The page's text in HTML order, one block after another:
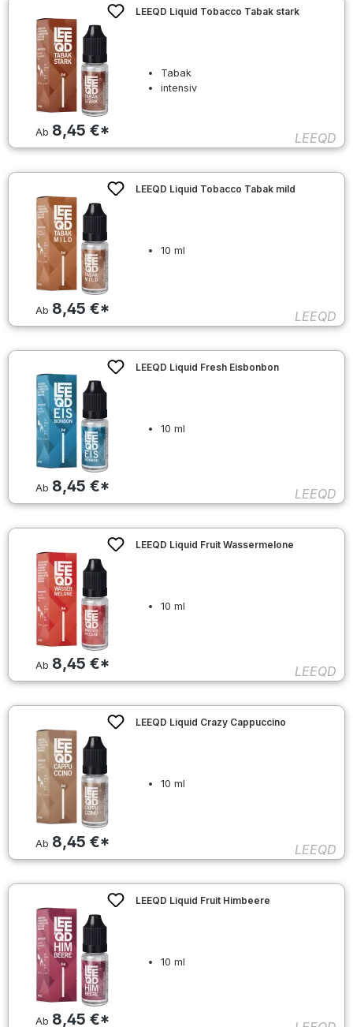
Ab 8,45 €*
LEEQD Liquid Tobacco Tabak stark
Tabak
intensiv
LEEQD
Ab 8,45 €*
LEEQD Liquid Tobacco Tabak mild
10 ml
LEEQD
Ab 8,45 €*
LEEQD Liquid Fresh Eisbonbon
10 ml
LEEQD
Ab 8,45 €*
LEEQD Liquid Fruit Wassermelone
10 ml
LEEQD
Ab 8,45 €*
LEEQD Liquid Crazy Cappuccino
10 ml
LEEQD
Ab 8,45 €*
LEEQD Liquid Fruit Himbeere
10 ml